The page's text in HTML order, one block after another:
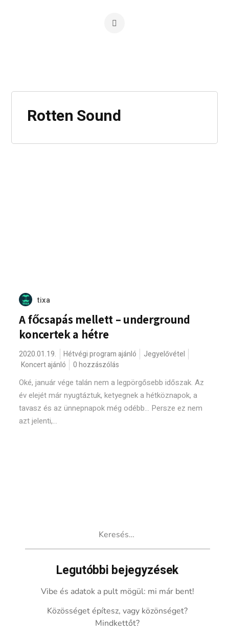
Rotten Sound
tixa
A főcsapás mellett – underground
koncertek a hétre
2020.01.19. Hétvégi program ajánló
Jegyelővétel
Koncert ajánló
0 hozzászólás
Oké, január vége talán nem a legpörgősebb időszak. Az
év elejét már nyugtáztuk, ketyegnek a hétköznapok, a
tavasz és az ünnepnapok még odébb... Persze ez nem
azt jelenti,...
Legutóbbi bejegyzések
Vibe és adatok a pult mögül: mi már bent!
Közösséget építesz, vagy közönséget?
Mindkettőt?